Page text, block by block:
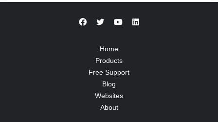
Home
Products
Free Support
Blog
Websites
About